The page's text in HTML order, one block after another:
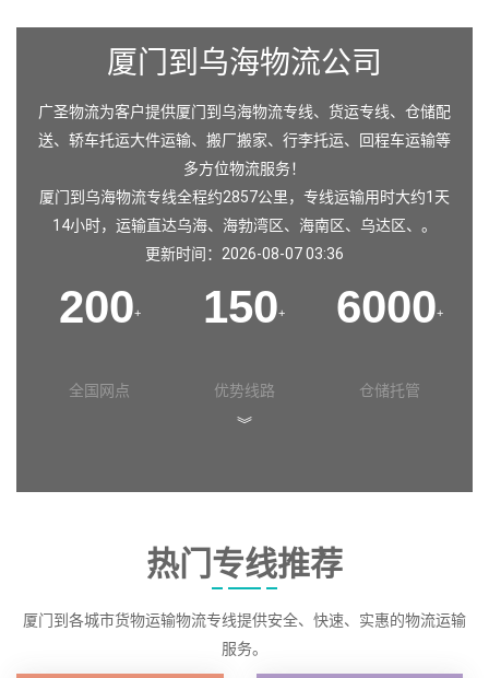
厦门到乌海物流公司
广圣物流为客户提供厦门到乌海物流专线、货运专线、仓储配
送、轿车托运大件运输、搬厂搬家、行李托运、回程车运输等
多方位物流服务！
厦门到乌海物流专线全程约2857公里，专线运输用时大约1天
14小时，运输直达乌海、 海勃湾区、 海南区、 乌达区、。
更新时间：2026-08-07 03:36
200+
全国网点
150+
优势线路
6000+
仓储托管
︾
热门专线推荐
厦门到各城市货物运输物流专线提供安全、快速、实惠的物流运输
服务。